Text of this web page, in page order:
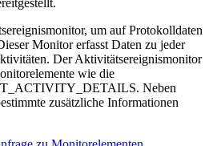
um auf Protokolldaten
Monitor erfasst Daten zu jeder
Der Aktivitätsereignismonitor
wie die
Neben
zusätzliche Informationen